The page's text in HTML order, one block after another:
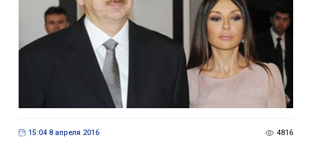
15:04 8 апреля 2016 4816